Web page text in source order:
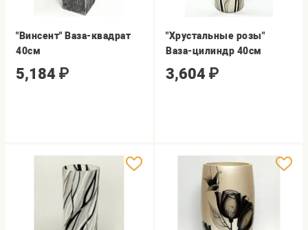
"Винсент" Ваза-квадрат
40см
5,184 ₽
"Хрустальные розы"
Ваза-цилиндр 40cм
3,604 ₽